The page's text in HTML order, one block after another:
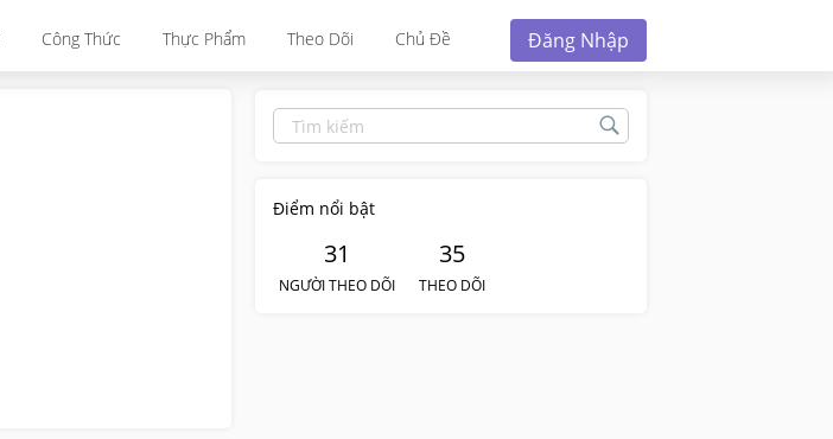
Công Thức Thực Phẩm Theo Dõi Chủ Đề Đăng Nhập
Điểm nổi bật
31
NGƯỜI THEO DÕI
35
THEO DÕI